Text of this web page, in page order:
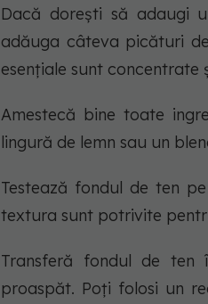
Dacă dorești să adaugi
adăuga câteva picături
esențiale sunt concentrate
Amestecă bine toate
lingură de lemn sau un
Testează fondul de ten
textura sunt potrivite
Transferă fondul de ten
proaspăt. Poți folosi un